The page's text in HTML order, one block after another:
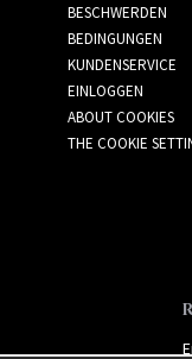
BESCHWERDEN
BEDINGUNGEN
KUNDENSERVICE
EINLOGGEN
ABOUT COOKIES
THE COOKIE